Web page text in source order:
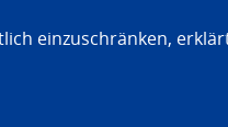
einzuschränken,